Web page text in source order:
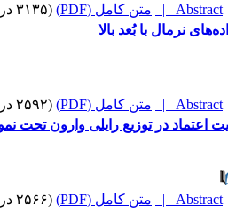
Abstract | متن کامل (PDF)
(۳۱۳۵ دریافت)
نرمال با بُعد بالا
Abstract | متن کامل (PDF)
(۲۵۹۲ دریافت)
Abstract | متن کامل (PDF) (۲۵۶۶ دریافت)